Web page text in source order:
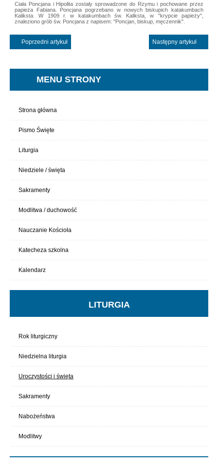
Ciała Poncjana i Hipolita zostały sprowadzone do Rzymu i pochowane przez
papieża Fabiana. Poncjana pogrzebano w nowych biskupich katakumbach
Kaliksta. W 1909 r. w katakumbach św. Kaliksta, w "krypcie papieży",
znaleziono grób św. Poncjana z napisem: "Poncjan, biskup, męczennik".
Poprzedni artykuł Następny artykuł
MENU STRONY
Strona główna
Pismo Święte
Liturgia
Niedziele / święta
Sakramenty
Modlitwa / duchowość
Nauczanie Kościoła
Katecheza szkolna
Kalendarz
LITURGIA
Rok liturgiczny
Niedzielna liturgia
Uroczystości i święta
Sakramenty
Nabożeństwa
Modlitwy